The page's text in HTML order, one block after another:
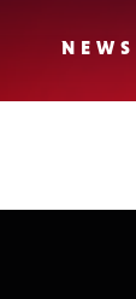
NEWS